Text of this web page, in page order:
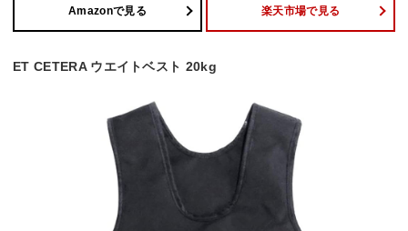
Amazonで見る 楽天市場で見る
ET CETERA ウエイトベスト 20kg